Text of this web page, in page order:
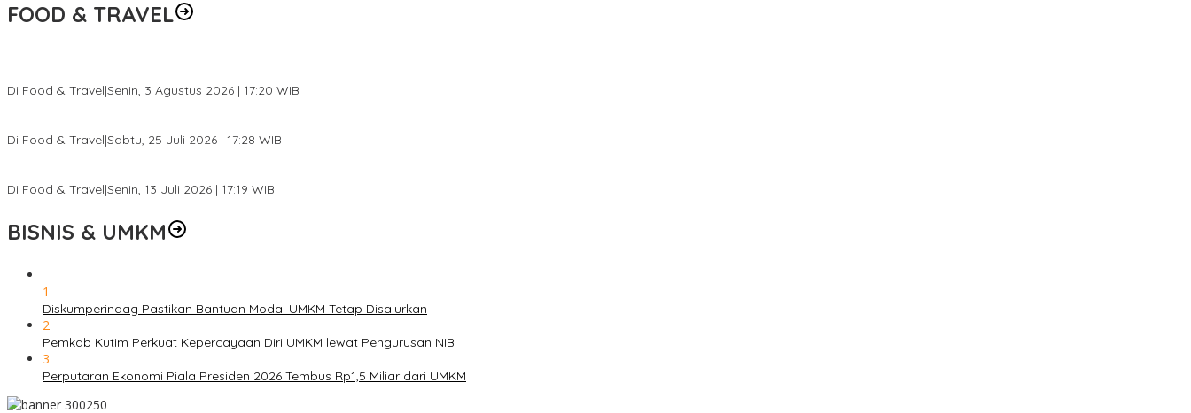
FOOD & TRAVEL
Di Food & Travel|Senin, 3 Agustus 2026 | 17:20 WIB
Di Food & Travel|Sabtu, 25 Juli 2026 | 17:28 WIB
Di Food & Travel|Senin, 13 Juli 2026 | 17:19 WIB
BISNIS & UMKM
1
Diskumperindag Pastikan Bantuan Modal UMKM Tetap Disalurkan
2
Pemkab Kutim Perkuat Kepercayaan Diri UMKM lewat Pengurusan NIB
3
Perputaran Ekonomi Piala Presiden 2026 Tembus Rp1,5 Miliar dari UMKM